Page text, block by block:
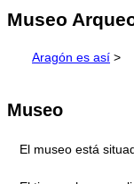
Museo
Aragón es así >
Museo
El museo está